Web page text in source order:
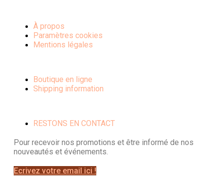
À propos
Paramètres cookies
Mentions légales
Boutique en ligne
Shipping information
RESTONS EN CONTACT
Pour recevoir nos promotions et être informé de nos
nouveautés et événements.
Ecrivez votre email ici !